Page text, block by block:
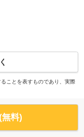
ことを表すものであり、実際
料)